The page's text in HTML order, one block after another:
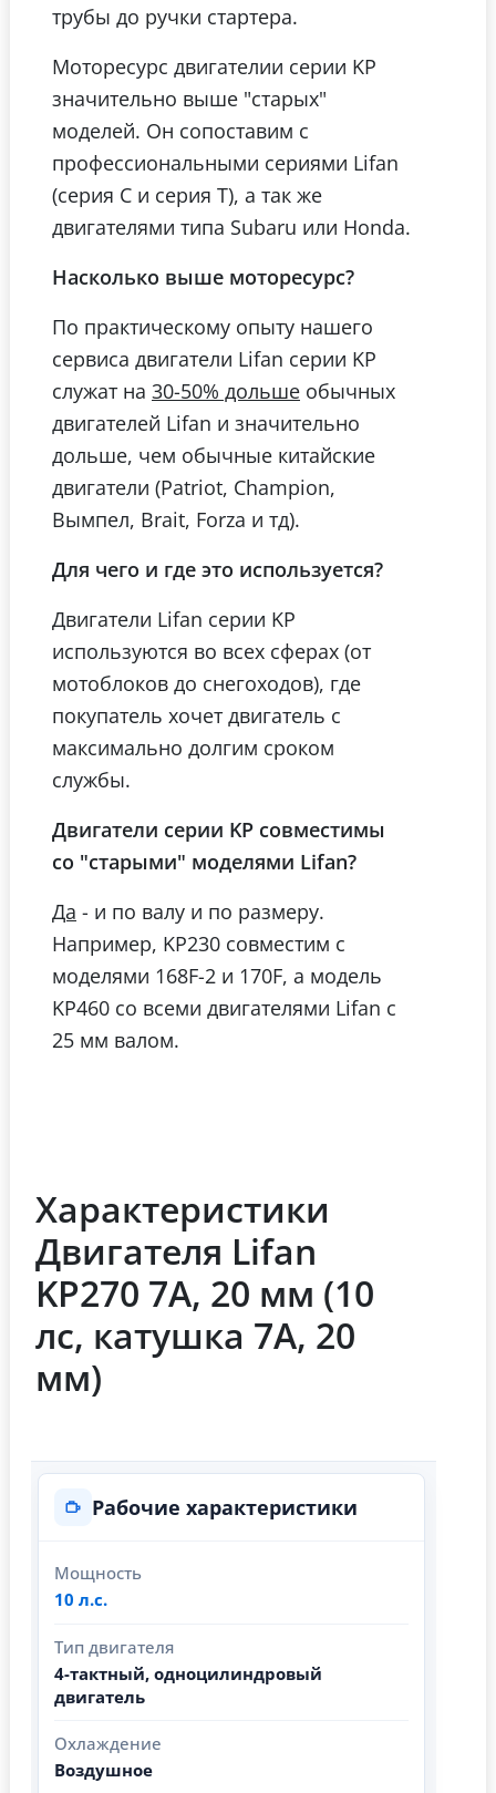
трубы до ручки стартера.
Моторесурс двигателии серии KP
значительно выше "старых"
моделей. Он сопоставим с
профессиональными сериями Lifan
(серия С и серия T), а так же
двигателями типа Subaru или Honda.
Насколько выше моторесурс?
По практическому опыту нашего
сервиса двигатели Lifan серии KP
служат на 30-50% дольше обычных
двигателей Lifan и значительно
дольше, чем обычные китайские
двигатели (Patriot, Champion,
Вымпел, Brait, Forza и тд).
Для чего и где это используется?
Двигатели Lifan серии KP
используются во всех сферах (от
мотоблоков до снегоходов), где
покупатель хочет двигатель с
максимально долгим сроком
службы.
Двигатели серии KP совместимы
со "старыми" моделями Lifan?
Да - и по валу и по размеру.
Например, KP230 совместим с
моделями 168F-2 и 170F, а модель
KP460 со всеми двигателями Lifan с
25 мм валом.
Характеристики
Двигателя Lifan
KP270 7А, 20 мм (10
лс, катушка 7А, 20
мм)
Рабочие характеристики
Мощность
10 л.с.
Тип двигателя
4-тактный, одноцилиндровый
двигатель
Охлаждение
Воздушное